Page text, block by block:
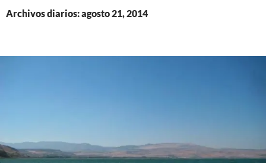
Archivos diarios: agosto 21, 2014